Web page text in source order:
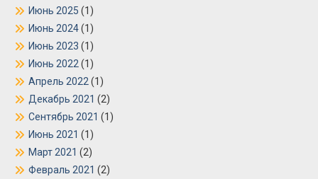
Июнь 2025 (1)
Июнь 2024(1)
Июнь 2023 (1)
Июнь 2022 (1)
Апрель 2022 (1)
Декабрь 2021 (2)
Сентябрь 2021 (1)
Июнь 2021 (1)
Март 2021 (2)
Февраль 2021 (2)